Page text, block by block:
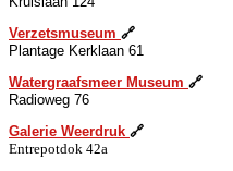
Verzetsmuseum 🔗
Plantage Kerklaan 61
Watergraafsmeer Museum 🔗
Radioweg 76
Galerie Weerdruk 🔗
Entrepotdok 42a